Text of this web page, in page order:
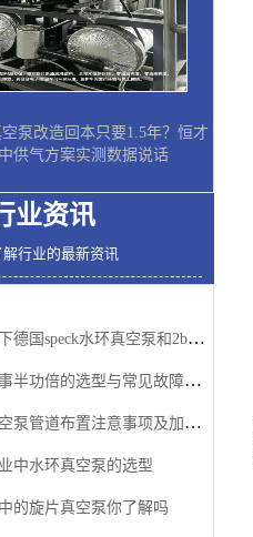
空泵改造回本只要1.5年？恒才
供气方案实测数据说话
业资讯
解行业的最新资讯
推荐一下德国speck水环真空泵和2bv水环真空泵
真空泵事半功倍的选型与常见故障排除方法
水环真空泵管道布置注意事项及加适量水的原因
中水环真空泵的选型
的旋片真空泵你了解吗